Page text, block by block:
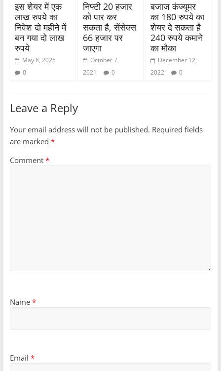
इस शेयर में एक
लाख रुपये का
निवेश दो महीने में
बन गया दो लाख
रुपये
May 8, 2025
0
निफ्टी 20 हजार
को पार कर
सकता है, सेंसेक्स
66 हजार पर
जाएगा
October 7,
2021
0
बजाज कंज्यूमर
का 180 रुपये का
शेयर दे सकता है
240 रुपये कमाने
का मौका
December 12,
2022
0
Leave a Reply
Your email address will not be published. Required fields
are marked *
Comment *
Name *
Email *